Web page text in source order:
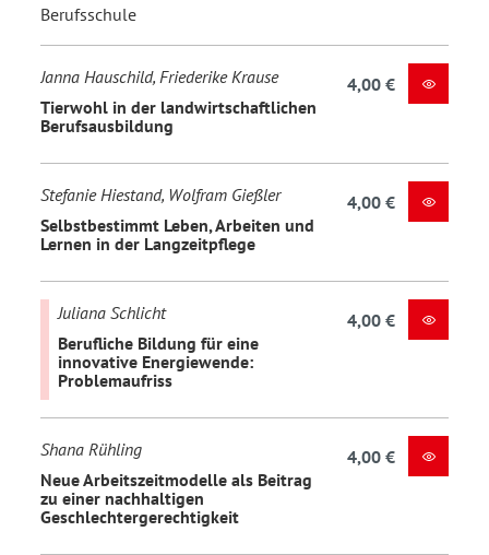
Berufsschule
Janna Hauschild, Friederike Krause
Tierwohl in der landwirtschaftlichen
Berufsausbildung
4,00 €
Stefanie Hiestand, Wolfram Gießler
Selbstbestimmt Leben, Arbeiten und
Lernen in der Langzeitpflege
4,00 €
Juliana Schlicht
Berufliche Bildung für eine
innovative Energiewende:
Problemaufriss
4,00 €
Shana Rühling
Neue Arbeitszeitmodelle als Beitrag
zu einer nachhaltigen
Geschlechtergerechtigkeit
4,00 €